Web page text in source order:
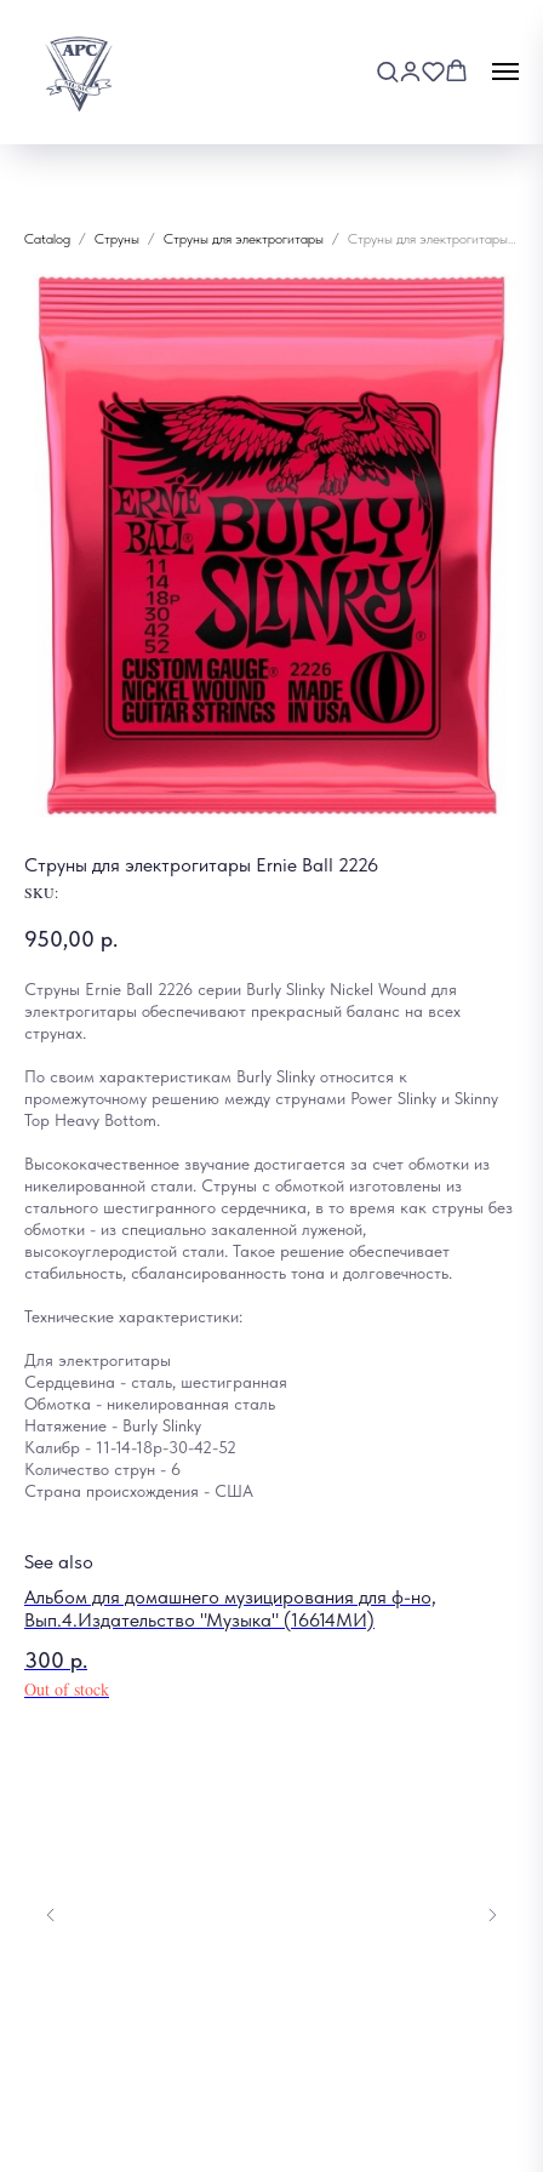
Catalog Струны Струны для электрогитары Струны для электрогитары Ernie Ball 2226
Струны для электрогитары Ernie Ball 2226
SKU:
950,00 р.
Струны Ernie Ball 2226 серии Burly Slinky Nickel Wound для
электрогитары обеспечивают прекрасный баланс на всех
струнах.
По своим характеристикам Burly Slinky относится к
промежуточному решению между струнами Power Slinky и Skinny
Top Heavy Bottom.
Высококачественное звучание достигается за счет обмотки из
никелированной стали. Струны с обмоткой изготовлены из
стального шестигранного сердечника, в то время как струны без
обмотки - из специально закаленной луженой,
высокоуглеродистой стали. Такое решение обеспечивает
стабильность, сбалансированность тона и долговечность.
Технические характеристики:
Для электрогитары
Сердцевина - сталь, шестигранная
Обмотка - никелированная сталь
Натяжение - Burly Slinky
Калибр - 11-14-18p-30-42-52
Количество струн - 6
Страна происхождения - США
See also
Альбом для домашнего музицирования для ф-но,
Вып.4.Издательство "Музыка" (16614МИ)
300 р.
Out of stock